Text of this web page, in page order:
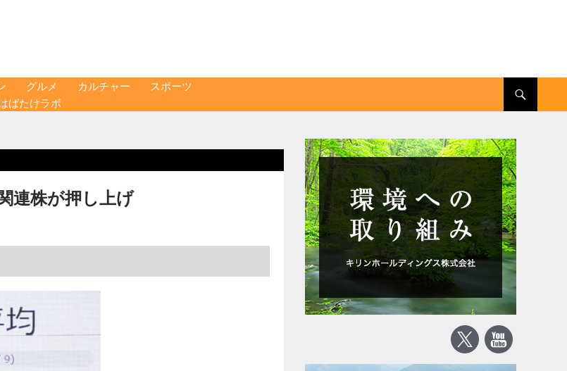
グルメ カルチャー
スポーツ
ばたけラボ
連株が押し上げ